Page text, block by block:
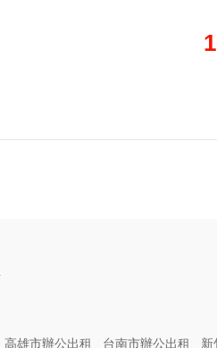
高雄市辦公出租 台南市辦公出租 新